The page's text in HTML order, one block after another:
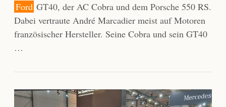
Ford GT40, der AC Cobra und dem Porsche 550 RS.
Dabei vertraute André Marcadier meist auf Motoren
französischer Hersteller. Seine Cobra und sein GT40
…